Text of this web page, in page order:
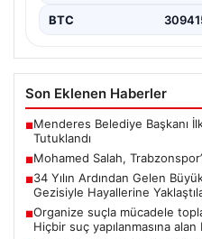
BTC
Son Eklenen Haberler
■Menderes Belediye Başkanı
Tutuklandı
■Mohamed Salah,
■34 Yılın Ardından Gelen
Gezisiyle Hayallerine
■Organize suçla mücadele
Hiçbir suç yapılanmasına alan